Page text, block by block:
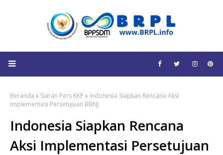
Beranda Siaran Pers KKP
Indonesia Siapkan Rencana Aksi
Implementasi Persetujuan BBNJ
Indonesia Siapkan Rencana
Aksi Implementasi Persetujuan